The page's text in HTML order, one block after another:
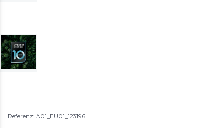
Referenz: A01_EU01_123196